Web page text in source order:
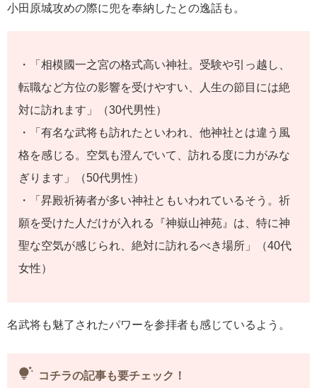
小田原城攻めの際に兜を奉納したとの逸話も。
・「相模國一之宮の格式高い神社。受験や引っ越し、
転職など方位の影響を受けやすい、人生の節目には絶
対に訪れます」（30代男性）
・「有名な武将も訪れたといわれ、他神社とは違う風
格を感じる。空気も澄んでいて、訪れる度に力がみな
ぎります」（50代男性）
・「昇殿祈祷者が多い神社ともいわれているそう。祈
願を受けた人だけが入れる『神嶽山神苑』は、特に神
聖な空気が感じられ、絶対に訪れるべき場所」（40代
女性）
名武将も魅了されたパワーを参拝者も感じているよう。
tips_and_updates コチラの記事も要チェック！